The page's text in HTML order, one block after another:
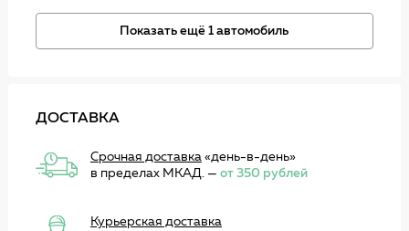
Показать ещё 1 автомобиль
ДОСТАВКА
Срочная доставка«день-в-день»
в пределах МКАД. — от 350 рублей
Курьерская доставка